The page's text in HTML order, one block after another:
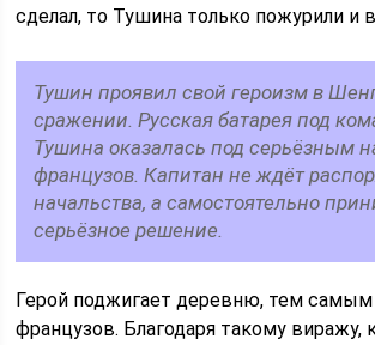
сделал, то Тушина только пожурили и
Тушин проявил свой героизм в
сражении. Русская батарея под
Тушина оказалась под серьёзным
французов. Капитан не ждёт
начальства, а самостоятельно
серьёзное решение.
Герой поджигает деревню, тем
французов. Благодаря такому виражу,